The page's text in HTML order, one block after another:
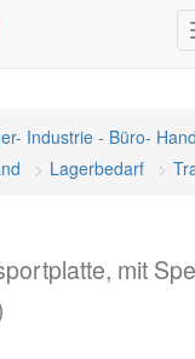
Industrie - Büro-
Lagerbedarf
mit